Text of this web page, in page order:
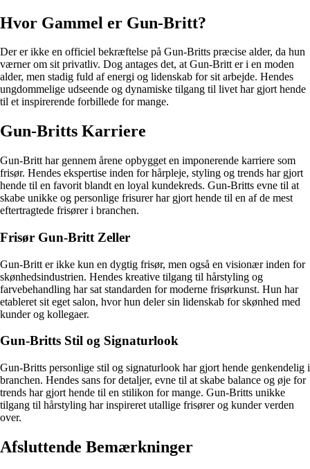
Hvor Gammel er Gun-Britt?
Der er ikke en officiel bekræftelse på Gun-Britts præcise alder, da hun
værner om sit privatliv. Dog antages det, at Gun-Britt er i en moden
alder, men stadig fuld af energi og lidenskab for sit arbejde. Hendes
ungdommelige udseende og dynamiske tilgang til livet har gjort hende
til et inspirerende forbillede for mange.
Gun-Britts Karriere
Gun-Britt har gennem årene opbygget en imponerende karriere som
frisør. Hendes ekspertise inden for hårpleje, styling og trends har gjort
hende til en favorit blandt en loyal kundekreds. Gun-Britts evne til at
skabe unikke og personlige frisurer har gjort hende til en af de mest
eftertragtede frisører i branchen.
Frisør Gun-Britt Zeller
Gun-Britt er ikke kun en dygtig frisør, men også en visionær inden for
skønhedsindustrien. Hendes kreative tilgang til hårstyling og
farvebehandling har sat standarden for moderne frisørkunst. Hun har
etableret sit eget salon, hvor hun deler sin lidenskab for skønhed med
kunder og kollegaer.
Gun-Britts Stil og Signaturlook
Gun-Britts personlige stil og signaturlook har gjort hende genkendelig i
branchen. Hendes sans for detaljer, evne til at skabe balance og øje for
trends har gjort hende til en stilikon for mange. Gun-Britts unikke
tilgang til hårstyling har inspireret utallige frisører og kunder verden
over.
Afsluttende Bemærkninger